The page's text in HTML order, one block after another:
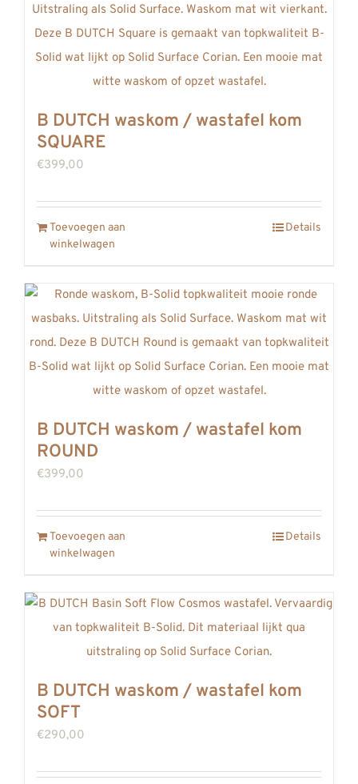
B DUTCH waskom / wastafel kom
SQUARE
€399,00
Toevoegen aan
winkelwagen
Details
B DUTCH waskom / wastafel kom
ROUND
€399,00
Toevoegen aan
winkelwagen
Details
B DUTCH waskom / wastafel kom
SOFT
€290,00